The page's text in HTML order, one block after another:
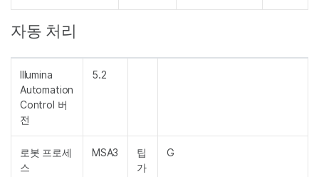
자동 처리
Illumina
Automation
Control 버
전
5.2
로봇 프로세
스
MSA3
팁
가
G